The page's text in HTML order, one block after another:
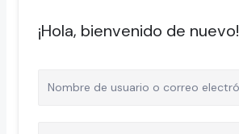
¡Hola, bienvenido de nuevo!